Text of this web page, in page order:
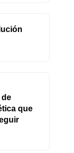
de
que